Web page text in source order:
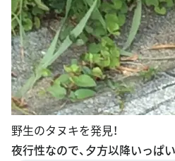
野生のタヌキを発見！
夜行性なので、夕方以降いっぱい
このスポットの